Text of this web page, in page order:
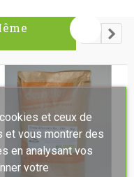
et ceux de
et vous montrer des
en analysant vos
votre